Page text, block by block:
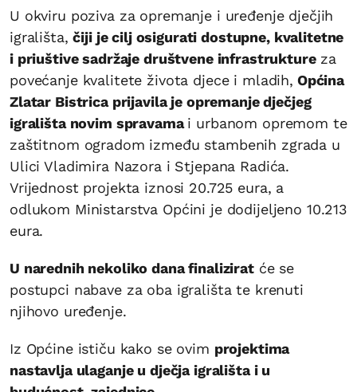
U okviru poziva za opremanje i uređenje dječjih
igrališta,čiji je cilj osigurati dostupne, kvalitetne
i priuštive sadržaje društvene infrastruktureza
povećanje kvalitete života djece i mladih, Općina
Zlatar Bistrica prijavila je opremanje dječjeg
igrališta novim spravamai urbanom opremom te
zaštitnom ogradom između stambenih zgrada u
Ulici Vladimira Nazora i Stjepana Radića.
Vrijednost projekta iznosi 20.725 eura, a
odlukom Ministarstva Općini je dodijeljeno 10.213
eura.
U narednih nekoliko dana finaliziratće se
postupci nabave za oba igrališta te krenuti
njihovo uređenje.
Iz Općine ističu kako se ovim projektima
nastavlja ulaganje u dječja igrališta i u